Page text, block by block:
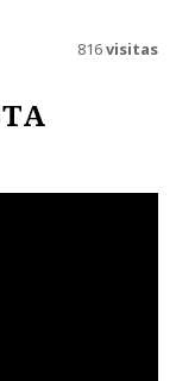
816visitas